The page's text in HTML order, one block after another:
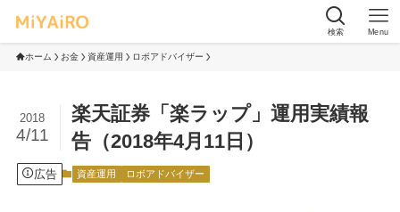
検索 Menu
ホーム お金 資産運用 ロボアドバイザー
楽天証券「楽ラップ」運用実績報
告（2018年4月11日）
2018
4/11
広告 資産運用 ロボアドバイザー